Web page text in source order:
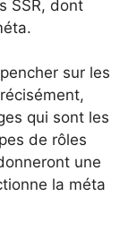
SSR, dont
sur les
qui sont les
de rôles
une
la méta